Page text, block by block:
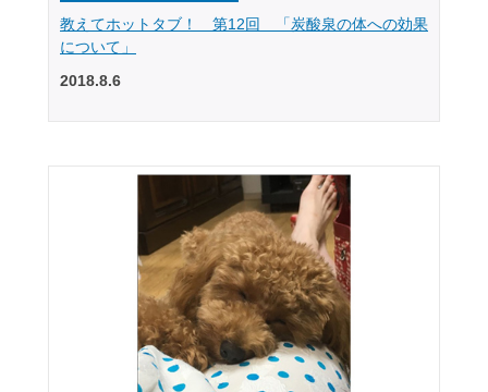
教えてホットタブ！ 第12回 「炭酸泉の体への効果
について」
2018.8.6